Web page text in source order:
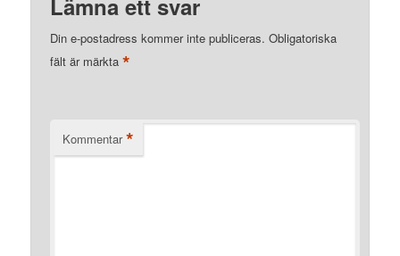
Lämna ett svar
Din e-postadress kommer inte publiceras. Obligatoriska
fält är märkta*
Kommentar *